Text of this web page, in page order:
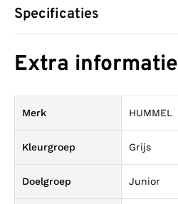
Specificaties
Extra informatie
Merk HUMMEL
Kleurgroep Grijs
Doelgroep Junior